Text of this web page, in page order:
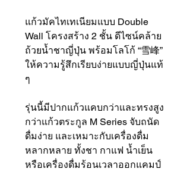
แก้วมัคไทเทเนียมแบบ Double
Wall โครงสร้าง 2 ชั้น ดีไซน์คล้าย
ถ้วยน้ำชาญี่ปุ่น พร้อมโลโก้ “雪峰”
ให้ความรู้สึกเรียบง่ายแบบญี่ปุ่นแท้
ๆ
รุ่นนี้มีปากแก้วแคบกว่าและทรงสูง
กว่าแก้วตระกูล M Series จับถนัด
ดื่มง่าย และเหมาะกับเครื่องดื่ม
หลากหลาย ทั้งชา กาแฟ น้ำเย็น
หรือเครื่องดื่มร้อนเวลาออกแคมป์